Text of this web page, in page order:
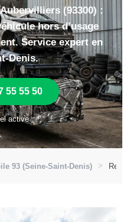
(93300) :
hors d’usage
Service expert en
Denis.
55 55 50
active
93 (Seine-Saint-Denis)